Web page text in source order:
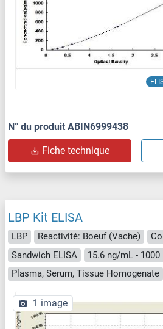
N° du produit ABIN6999438
Fiche technique
LBP Kit ELISA
LBP Reactivité: Boeuf (Vache)
Sandwich ELISA
15.6 ng/mL - 1000
Plasma, Serum, Tissue Homogenate
1 image